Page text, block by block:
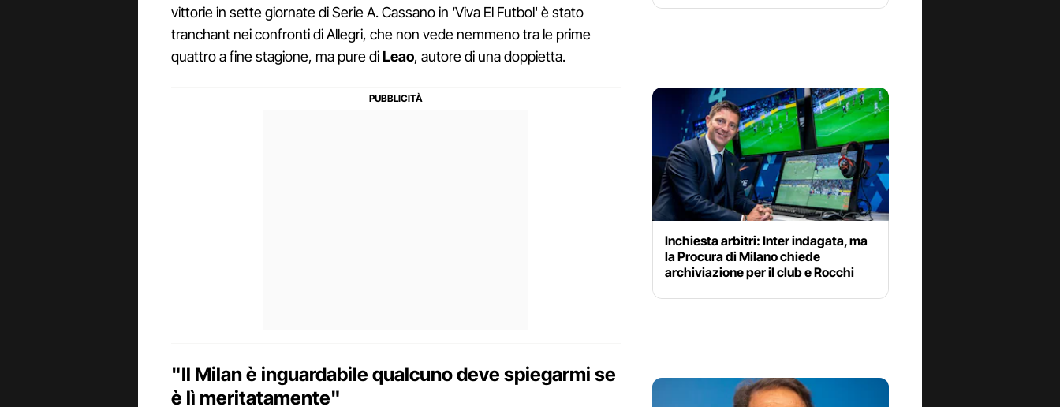
vittorie in sette giornate di Serie A. Cassano in ‘Viva El Futbol' è stato
tranchant nei confronti di Allegri, che non vede nemmeno tra le prime
quattro a fine stagione, ma pure diLeao, autore di una doppietta.
"Il Milan è inguardabile qualcuno deve spiegarmi se
è lì meritatamente"
Inchiesta arbitri: Inter indagata, ma
la Procura di Milano chiede
archiviazione per il club e Rocchi